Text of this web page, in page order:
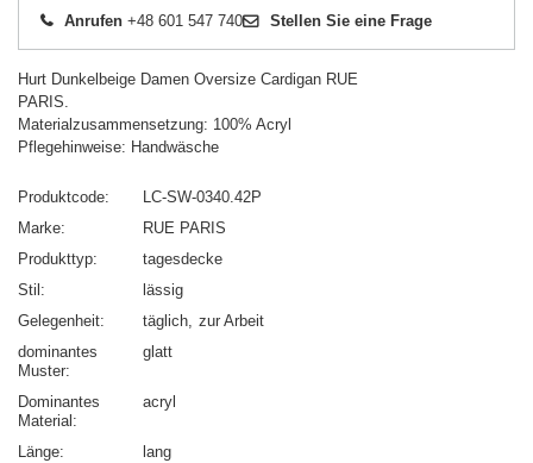
Anrufen +48 601 547 740 Stellen Sie eine Frage
Hurt Dunkelbeige Damen Oversize Cardigan RUE
PARIS.
Materialzusammensetzung: 100% Acryl
Pflegehinweise: Handwäsche
Produktcode
LC-SW-0340.42P
Marke
RUE PARIS
Produkttyp
tagesdecke
Stil
lässig
Gelegenheit
täglich zur Arbeit
dominantes
Muster
glatt
Dominantes
Material
acryl
Länge
lang